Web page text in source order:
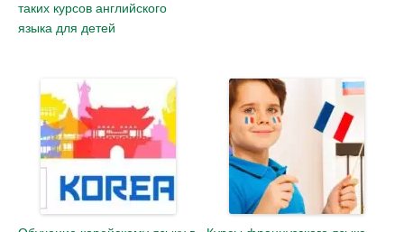
таких курсов английского
языка для детей